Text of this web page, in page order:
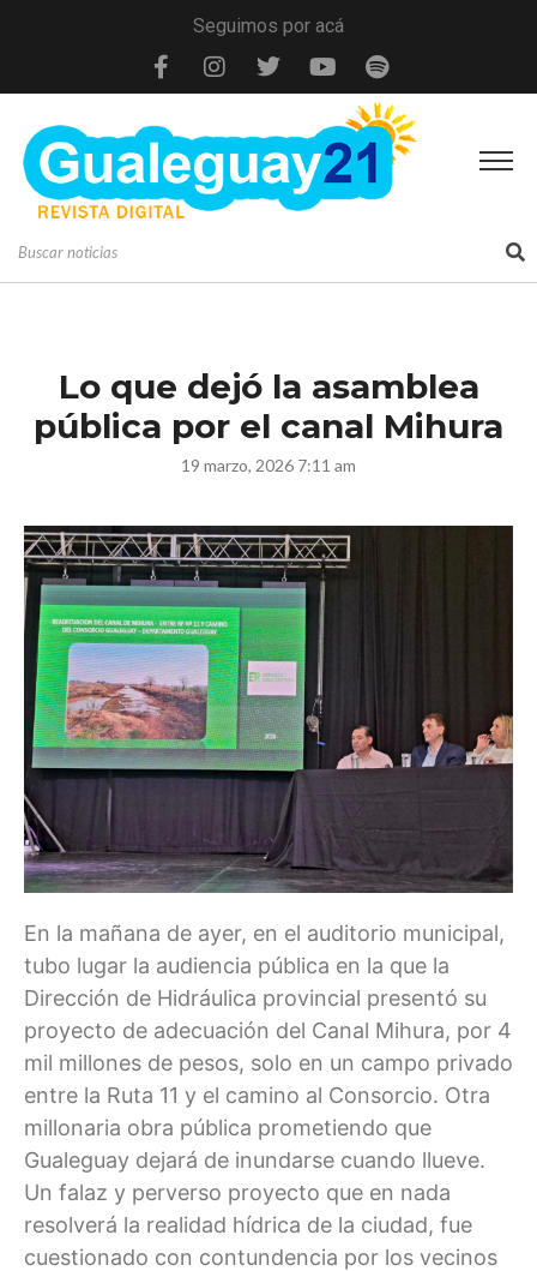
Seguimos por acá
Lo que dejó la asamblea
pública por el canal Mihura
19 marzo, 2026 7:11 am
En la mañana de ayer, en el auditorio municipal,
tubo lugar la audiencia pública en la que la
Dirección de Hidráulica provincial presentó su
proyecto de adecuación del Canal Mihura, por 4
mil millones de pesos, solo en un campo privado
entre la Ruta 11 y el camino al Consorcio. Otra
millonaria obra pública prometiendo que
Gualeguay dejará de inundarse cuando llueve.
Un falaz y perverso proyecto que en nada
resolverá la realidad hídrica de la ciudad, fue
cuestionado con contundencia por los vecinos